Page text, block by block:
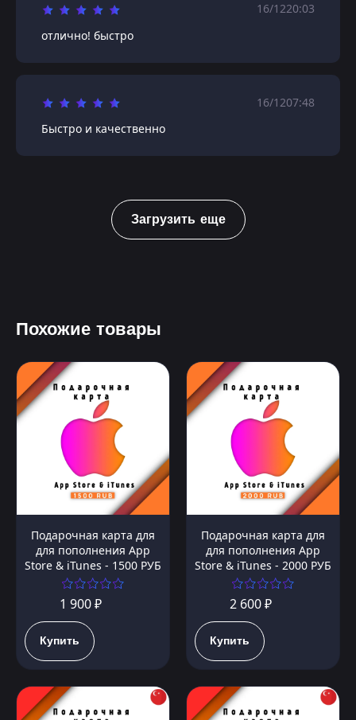
16/1220:03
отлично! быстро
16/1207:48
Быстро и качественно
Загрузить еще
Похожие товары
Подарочная карта для
для пополнения App
Store & iTunes - 1500 РУБ
1 900 ₽
Купить
Подарочная карта для
для пополнения App
Store & iTunes - 2000 РУБ
2 600 ₽
Купить